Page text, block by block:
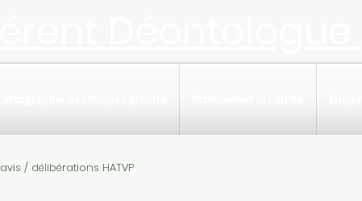
avis / délibérations HATVP